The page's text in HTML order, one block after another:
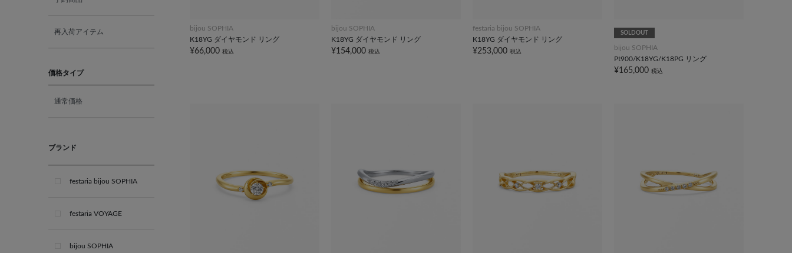
11月 ブルートパーズ
12月 タンザナイト
再入荷アイテム
価格タイプ
通常価格
ブランド
festaria bijou SOPHIA
festaria VOYAGE
bijou SOPHIA
bijou SOPHIA
K18YG ダイヤモンド リング
¥66,000 税込
bijou SOPHIA
K18YG ダイヤモンド リング
¥154,000 税込
festaria bijou SOPHIA
K18YG ダイヤモンド リング
¥253,000 税込
SOLDOUT
bijou SOPHIA
Pt900/K18YG/K18PG リング
¥165,000 税込